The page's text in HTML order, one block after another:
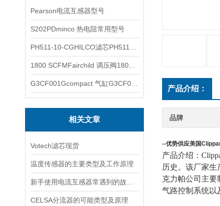
Pearson电流互感器型号
S202PDminco 热电阻常用型号
相关文章
Votech滤芯现货
温度传感器的主要类型及工作原理
CELSA分流器的可能类型及原理
产品介绍：
品牌
--优势供应美国
产品介绍：
历史。该厂家生
克力帕公司主要
气路控制系统以